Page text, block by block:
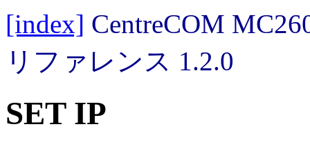
[index] CentreCOM
リファレンス 1.2.0
SET IP